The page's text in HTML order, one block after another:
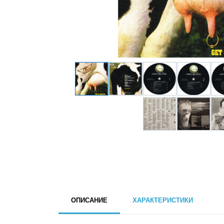
ОПИСАНИЕ ХАРАКТЕРИСТИКИ